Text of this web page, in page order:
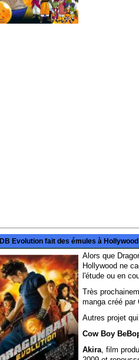
DB Evolution fait des émules à Hollywood
Alors que
Hollywood ne
l'étude ou en
Très
manga créé par
Autres projet
Cow Boy
Akira, film